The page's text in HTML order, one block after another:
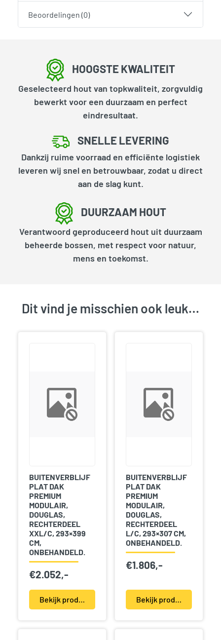
Beoordelingen (0)
HOOGSTE KWALITEIT
Geselecteerd hout van topkwaliteit, zorgvuldig
bewerkt voor een duurzaam en perfect
eindresultaat.
SNELLE LEVERING
Dankzij ruime voorraad en efficiënte logistiek
leveren wij snel en betrouwbaar, zodat u direct
aan de slag kunt.
DUURZAAM HOUT
Verantwoord geproduceerd hout uit duurzaam
beheerde bossen, met respect voor natuur,
mens en toekomst.
Dit vind je misschien ook leuk…
BUITENVERBLIJF
PLAT DAK
PREMIUM
MODULAIR,
DOUGLAS,
RECHTERDEEL
XXL/C, 293×399
CM,
ONBEHANDELD.
€2.052,-
Bekijk product(en)
BUITENVERBLIJF
PLAT DAK
PREMIUM
MODULAIR,
DOUGLAS,
RECHTERDEEL
L/C, 293×307 CM,
ONBEHANDELD.
€1.806,-
Bekijk product(en)